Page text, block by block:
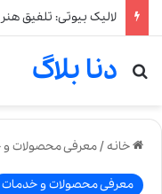
لالیک بیوتی: تلفیق
دنا بلاگ
جستجو برای
خانه/معرفی محصولات
معرفی محصولات و خدمات